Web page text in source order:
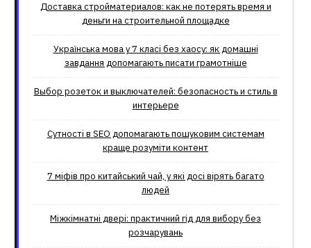
Доставка стройматериалов: как не потерять время и
деньги на строительной площадке
Українська мова у 7 класі без хаосу: як домашні
завдання допомагають писати грамотніше
Выбор розеток и выключателей: безопасность и стиль в
интерьере
Сутності в SEO допомагають пошуковим системам
краще розуміти контент
7 міфів про китайський чай, у які досі вірять багато
людей
Міжкімнатні двері: практичний гід для вибору без
розчарувань